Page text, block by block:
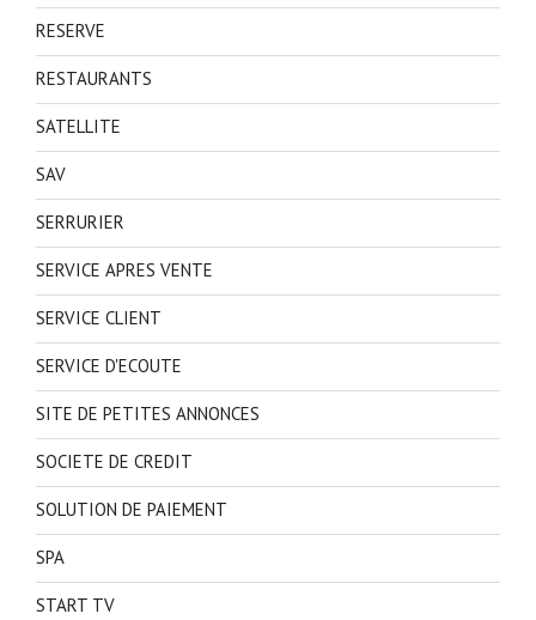
RESERVE
RESTAURANTS
SATELLITE
SAV
SERRURIER
SERVICE APRES VENTE
SERVICE CLIENT
SERVICE D'ECOUTE
SITE DE PETITES ANNONCES
SOCIETE DE CREDIT
SOLUTION DE PAIEMENT
SPA
START TV